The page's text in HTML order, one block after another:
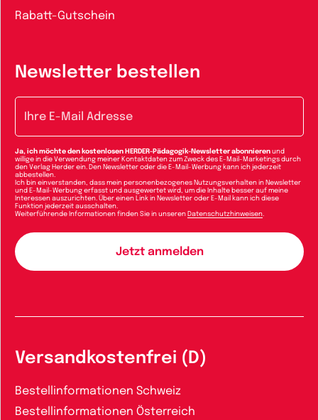
Rabatt-Gutschein
Newsletter bestellen
Ja, ich möchte den kostenlosen HERDER-Pädagogik-Newsletter abonnieren und
willige in die Verwendung meiner Kontaktdaten zum Zweck des E-Mail-Marketings durch
den Verlag Herder ein. Den Newsletter oder die E-Mail-Werbung kann ich jederzeit
abbestellen.
Ich bin einverstanden, dass mein personenbezogenes Nutzungsverhalten in Newsletter
und E-Mail-Werbung erfasst und ausgewertet wird, um die Inhalte besser auf meine
Interessen auszurichten. Über einen Link in Newsletter oder E-Mail kann ich diese
Funktion jederzeit ausschalten.
Weiterführende Informationen finden Sie in unseren Datenschutzhinweisen.
Versandkostenfrei (D)
Bestellinformationen Schweiz
Bestellinformationen Österreich